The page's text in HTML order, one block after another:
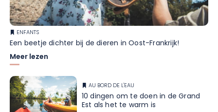
ENFANTS
Een beetje dichter bij de dieren in Oost-Frankrijk!
Meer lezen
AU BORD DE L'EAU
10 dingen om te doen in de Grand
Est als het te warm is